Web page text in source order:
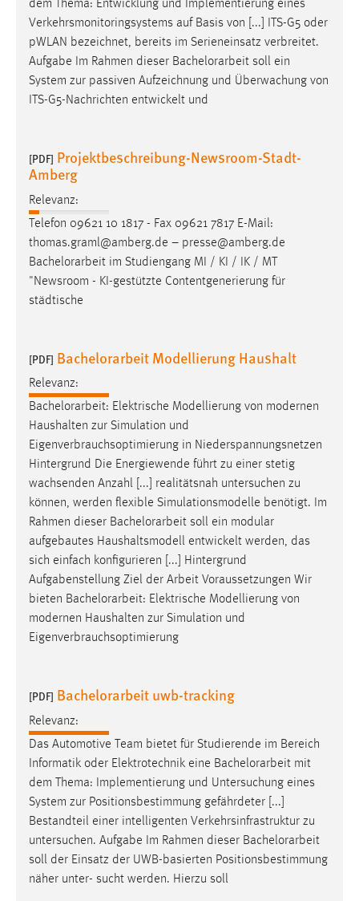
dem Thema: Entwicklung und Implementierung eines
Verkehrsmonitoringsystems auf Basis von [...] ITS-G5 oder
pWLAN bezeichnet, bereits im Serieneinsatz verbreitet.
Aufgabe Im Rahmen dieser Bachelorarbeit soll ein
System zur passiven Aufzeichnung und Überwachung von
ITS-G5-Nachrichten entwickelt und
[PDF] Projektbeschreibung-Newsroom-Stadt-
Amberg
Relevanz:
Telefon 09621 10 1817 - Fax 09621 7817 E-Mail:
thomas.graml@amberg.de – presse@amberg.de
Bachelorarbeit im Studiengang MI / KI / IK / MT
"Newsroom - KI-gestützte Contentgenerierung für
städtische
[PDF] Bachelorarbeit Modellierung Haushalt
Relevanz:
Bachelorarbeit: Elektrische Modellierung von modernen
Haushalten zur Simulation und
Eigenverbrauchsoptimierung in Niederspannungsnetzen
Hintergrund Die Energiewende führt zu einer stetig
wachsenden Anzahl [...] realitätsnah untersuchen zu
können, werden flexible Simulationsmodelle benötigt. Im
Rahmen dieser Bachelorarbeit soll ein modular
aufgebautes Haushaltsmodell entwickelt werden, das
sich einfach konfigurieren [...] Hintergrund
Aufgabenstellung Ziel der Arbeit Voraussetzungen Wir
bieten Bachelorarbeit: Elektrische Modellierung von
modernen Haushalten zur Simulation und
Eigenverbrauchsoptimierung
[PDF] Bachelorarbeit uwb-tracking
Relevanz:
Das Automotive Team bietet für Studierende im Bereich
Informatik oder Elektrotechnik eine Bachelorarbeit mit
dem Thema: Implementierung und Untersuchung eines
System zur Positionsbestimmung gefährdeter [...]
Bestandteil einer intelligenten Verkehrsinfrastruktur zu
untersuchen. Aufgabe Im Rahmen dieser Bachelorarbeit
soll der Einsatz der UWB-basierten Positionsbestimmung
näher unter- sucht werden. Hierzu soll